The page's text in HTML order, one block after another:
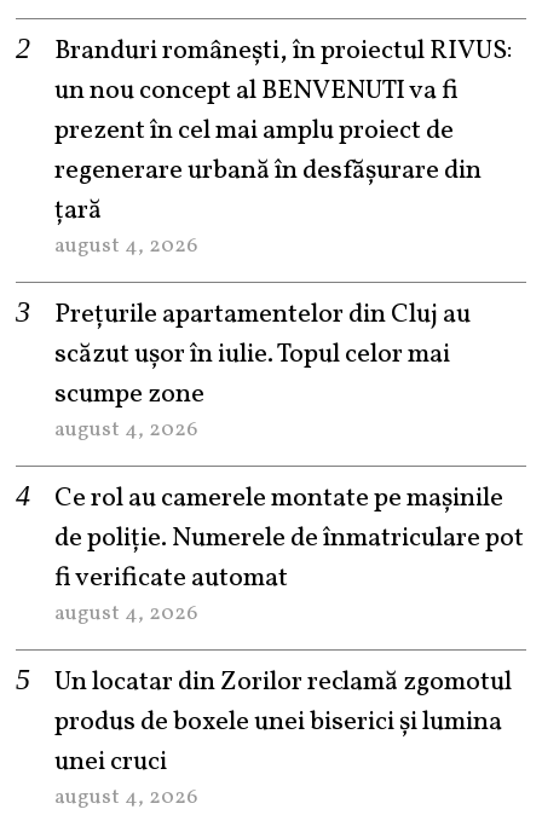
Branduri românești, în proiectul RIVUS:
un nou concept al BENVENUTI va fi
prezent în cel mai amplu proiect de
regenerare urbană în desfășurare din
țară
august 4, 2026
Prețurile apartamentelor din Cluj au
scăzut ușor în iulie. Topul celor mai
scumpe zone
august 4, 2026
Ce rol au camerele montate pe mașinile
de poliție. Numerele de înmatriculare pot
fi verificate automat
august 4, 2026
Un locatar din Zorilor reclamă zgomotul
produs de boxele unei biserici și lumina
unei cruci
august 4, 2026